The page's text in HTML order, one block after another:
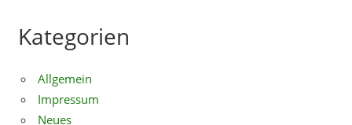
Kategorien
Allgemein
Impressum
Neues